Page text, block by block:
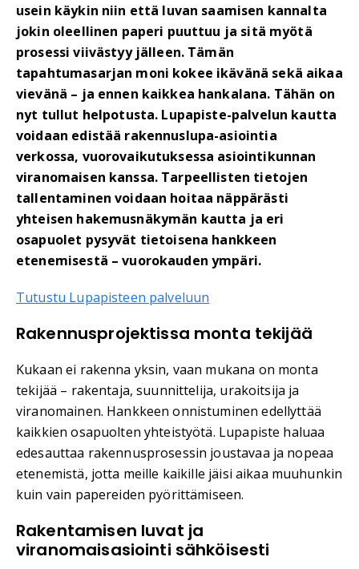
usein käykin niin että luvan saamisen kannalta
jokin oleellinen paperi puuttuu ja sitä myötä
prosessi viivästyy jälleen. Tämän
tapahtumasarjan moni kokee ikävänä sekä aikaa
vievänä – ja ennen kaikkea hankalana. Tähän on
nyt tullut helpotusta. Lupapiste-palvelun kautta
voidaan edistää rakennuslupa-asiointia
verkossa, vuorovaikutuksessa asiointikunnan
viranomaisen kanssa. Tarpeellisten tietojen
tallentaminen voidaan hoitaa näppärästi
yhteisen hakemusnäkymän kautta ja eri
osapuolet pysyvät tietoisena hankkeen
etenemisestä – vuorokauden ympäri.
Tutustu Lupapisteen palveluun
Rakennusprojektissa monta tekijää
Kukaan ei rakenna yksin, vaan mukana on monta
tekijää – rakentaja, suunnittelija, urakoitsija ja
viranomainen. Hankkeen onnistuminen edellyttää
kaikkien osapuolten yhteistyötä. Lupapiste haluaa
edesauttaa rakennusprosessin joustavaa ja nopeaa
etenemistä, jotta meille kaikille jäisi aikaa muuhunkin
kuin vain papereiden pyörittämiseen.
Rakentamisen luvat ja
viranomaisasiointi sähköisesti